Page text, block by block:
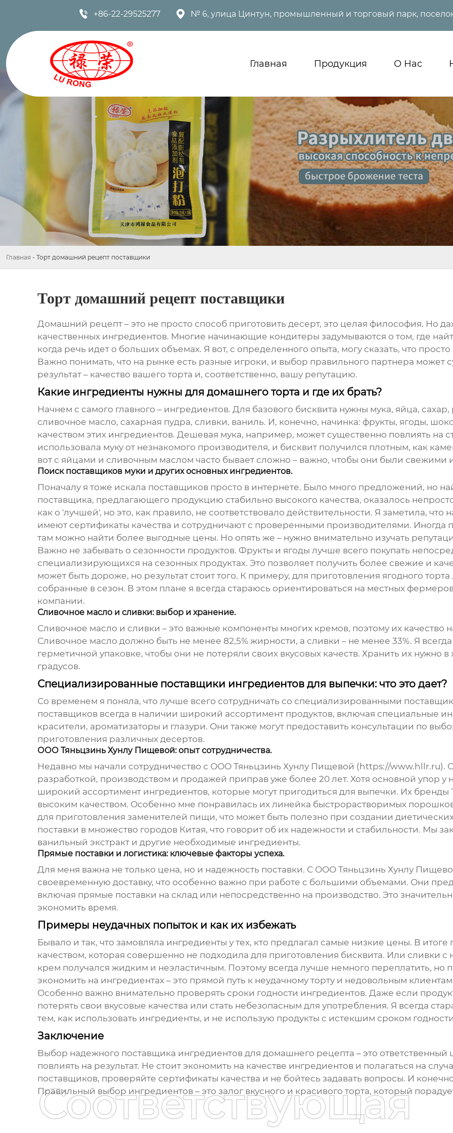
 +86-22-29525277  № 6, улица Цинтун, промышленный и торговый парк,
Главная Продукция О Нас
Главная - Торт домашний рецепт поставщики
Торт домашний рецепт поставщики
Домашний рецепт– это не просто способ приготовить десерт, это целая философия. Но
качественных ингредиентов. Многие начинающие кондитеры задумываются о том, где
когда речь идет о больших объемах. Я вот, с определенного опыта, могу сказать, что
Важно понимать, что на рынке есть разные игроки, и выбор правильного партнера может
результат – качество вашего торта и, соответственно, вашу репутацию.
Какие ингредиенты нужны для домашнего торта и где их брать?
Начнем с самого главного – ингредиентов. Для базового бисквита нужны мука, яйца,
сливочное масло, сахарная пудра, сливки, ваниль. И, конечно, начинка: фрукты, ягоды,
качеством этих ингредиентов. Дешевая мука, например, может существенно повлиять на
использовала муку от незнакомого производителя, и бисквит получился плотным, как
вот с яйцами и сливочным маслом часто бывает сложно – важно, чтобы они были свежими
Поиск поставщиков муки и других основных ингредиентов.
Поначалу я тоже искала поставщиковпросто в интернете. Было много предложений, но
поставщика, предлагающего продукцию стабильно высокого качества, оказалось
как о 'лучшей', но это, как правило, не соответствовало действительности. Я заметила,
имеют сертификаты качества и сотрудничают с проверенными производителями. Иногда
там можно найти более выгодные цены. Но опять же – нужно внимательно изучать
Важно не забывать о сезонности продуктов. Фрукты и ягоды лучше всего покупать
специализирующихся на сезонных продуктах. Это позволяет получить более свежие и
может быть дороже, но результат стоит того. К примеру, для приготовления ягодного
собранные в сезон. В этом плане я всегда стараюсь ориентироваться на местных
компании.
Сливочное масло и сливки: выбор и хранение.
Сливочное масло и сливки – это важные компоненты многих кремов, поэтому их качество
Сливочное масло должно быть не менее 82,5% жирности, а сливки – не менее 33%. Я
герметичной упаковке, чтобы они не потеряли своих вкусовых качеств. Хранить их нужно
градусов.
Специализированные поставщики ингредиентов для выпечки: что это дает?
Со временем я поняла, что лучше всего сотрудничать со специализированными
поставщиков всегда в наличии широкий ассортимент продуктов, включая специальные
красители, ароматизаторы и глазури. Они также могут предоставить консультации по
приготовления различных десертов.
ООО Тяньцзинь Хунлу Пищевой: опыт сотрудничества.
Недавно мы начали сотрудничество с ООО Тяньцзинь Хунлу Пищевой (https://www.hllr.ru).
разработкой, производством и продажей приправ уже более 20 лет. Хотя основной упор у
широкий ассортимент ингредиентов, которые могут пригодиться для выпечки. Их бренды
высоким качеством. Особенно мне понравилась их линейка быстрорастворимых
для приготовления заменителей пищи, что может быть полезно при создании
поставки в множество городов Китая, что говорит об их надежности и стабильности. Мы
ванильный экстракт и другие необходимые ингредиенты.
Прямые поставки и логистика: ключевые факторы успеха.
Для меня важна не только цена, но и надежность поставки. С ООО Тяньцзинь Хунлу
своевременную доставку, что особенно важно при работе с большими объемами. Они
включая прямые поставки на склад или непосредственно на производство. Это
экономить время.
Примеры неудачных попыток и как их избежать
Бывало и так, что замовляла ингредиенты у тех, кто предлагал самые низкие цены. В
качеством, которая совершенно не подходила для приготовления бисквита. Или сливки
крем получался жидким и неэластичным. Поэтому всегда лучше немного переплатить, но
экономить на ингредиентах – это прямой путь к неудачному торту и недовольным
Особенно важно внимательно проверять сроки годности ингредиентов. Даже если
потерять свои вкусовые качества или стать небезопасным для употребления. Я всегда
тем, как использовать ингредиенты, и не использую продукты с истекшим сроком
Заключение
Выбор надежного поставщика ингредиентов для домашнего рецепта – это
повлиять на результат. Не стоит экономить на качестве ингредиентов и полагаться на
поставщиков, проверяйте сертификаты качества и не бойтесь задавать вопросы. И
Правильный выбор ингредиентов – это залог вкусного и красивого торта, который
Соответствующая